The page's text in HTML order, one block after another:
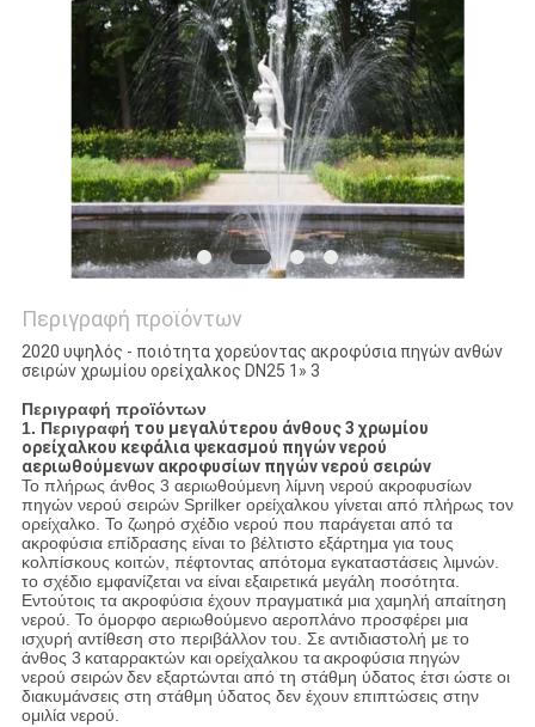
Περιγραφή προϊόντων
2020 υψηλός - ποιότητα χορεύοντας ακροφύσια πηγών ανθών
σειρών χρωμίου ορείχαλκος DN25 1» 3
Περιγραφή προϊόντων
1. Περιγραφή του μεγαλύτερου άνθους 3 χρωμίου
ορείχαλκου κεφάλια ψεκασμού πηγών νερού
αεριωθούμενων ακροφυσίων πηγών νερού σειρών
Το πλήρως άνθος 3 αεριωθούμενη λίμνη νερού ακροφυσίων
πηγών νερού σειρών Sprilker ορείχαλκου γίνεται από πλήρως τον
ορείχαλκο. Το ζωηρό σχέδιο νερού που παράγεται από τα
ακροφύσια επίδρασης είναι το βέλτιστο εξάρτημα για τους
κολπίσκους κοιτών, πέφτοντας απότομα εγκαταστάσεις λιμνών.
το σχέδιο εμφανίζεται να είναι εξαιρετικά μεγάλη ποσότητα.
Εντούτοις τα ακροφύσια έχουν πραγματικά μια χαμηλή απαίτηση
νερού. Το όμορφο αεριωθούμενο αεροπλάνο προσφέρει μια
ισχυρή αντίθεση στο περιβάλλον του. Σε αντιδιαστολή με το
άνθος 3 καταρρακτών καιορείχαλκου ταακροφύσιαπηγών
νερού σειρώνδεν εξαρτώνται από τη στάθμη ύδατος έτσι ώστε οι
διακυμάνσεις στη στάθμη ύδατος δεν έχουν επιπτώσεις στην
ομιλία νερού.